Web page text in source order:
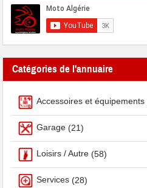
Catégories de l'annuaire
Accessoires et équipements
Garage (21)
Loisirs / Autre (58)
Services (28)